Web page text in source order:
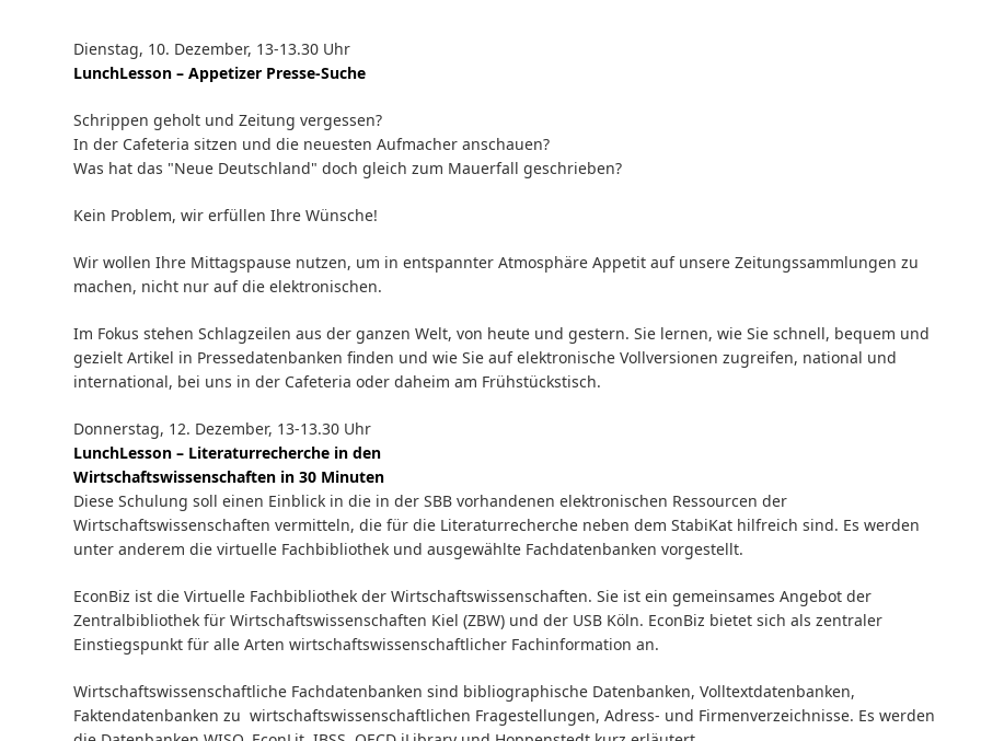
Dienstag, 10. Dezember, 13-13.30 Uhr
LunchLesson – Appetizer Presse-Suche
Schrippen geholt und Zeitung vergessen?
In der Cafeteria sitzen und die neuesten Aufmacher anschauen?
Was hat das "Neue Deutschland" doch gleich zum Mauerfall geschrieben?
Kein Problem, wir erfüllen Ihre Wünsche!
Wir wollen Ihre Mittagspause nutzen, um in entspannter Atmosphäre Appetit auf unsere Zeitungssammlungen zu
machen, nicht nur auf die elektronischen.
Im Fokus stehen Schlagzeilen aus der ganzen Welt, von heute und gestern. Sie lernen, wie Sie schnell, bequem und
gezielt Artikel in Pressedatenbanken finden und wie Sie auf elektronische Vollversionen zugreifen, national und
international, bei uns in der Cafeteria oder daheim am Frühstückstisch.
Donnerstag, 12. Dezember, 13-13.30 Uhr
LunchLesson – Literaturrecherche in den
Wirtschaftswissenschaften in 30 Minuten
Diese Schulung soll einen Einblick in die in der SBB vorhandenen elektronischen Ressourcen der
Wirtschaftswissenschaften vermitteln, die für die Literaturrecherche neben dem StabiKat hilfreich sind. Es werden
unter anderem die virtuelle Fachbibliothek und ausgewählte Fachdatenbanken vorgestellt.
EconBiz ist die Virtuelle Fachbibliothek der Wirtschaftswissenschaften. Sie ist ein gemeinsames Angebot der
Zentralbibliothek für Wirtschaftswissenschaften Kiel (ZBW) und der USB Köln. EconBiz bietet sich als zentraler
Einstiegspunkt für alle Arten wirtschaftswissenschaftlicher Fachinformation an.
Wirtschaftswissenschaftliche Fachdatenbanken sind bibliographische Datenbanken, Volltextdatenbanken,
Faktendatenbanken zu wirtschaftswissenschaftlichen Fragestellungen, Adress- und Firmenverzeichnisse. Es werden